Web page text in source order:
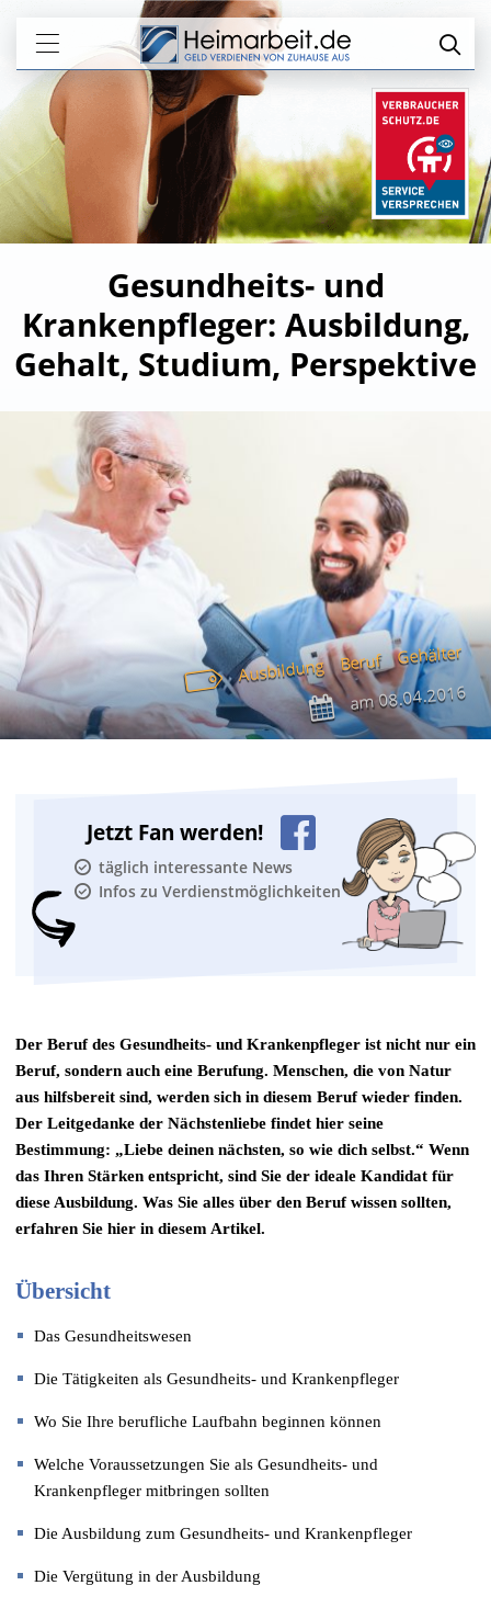
Gesundheits- und
Krankenpfleger: Ausbildung,
Gehalt, Studium, Perspektive
Ausbildung Beruf Gehälter
am08.04.2016
Jetzt Fan werden!
täglich interessante News
Infos zu Verdienstmöglichkeiten
Der Beruf des Gesundheits- und Krankenpfleger ist nicht nur ein
Beruf, sondern auch eine Berufung. Menschen, die von Natur
aus hilfsbereit sind, werden sich in diesem Beruf wieder finden.
Der Leitgedanke der Nächstenliebe findet hier seine
Bestimmung: „Liebe deinen nächsten, so wie dich selbst.“ Wenn
das Ihren Stärken entspricht, sind Sie der ideale Kandidat für
diese Ausbildung. Was Sie alles über den Beruf wissen sollten,
erfahren Sie hier in diesem Artikel.
Übersicht
Das Gesundheitswesen
Die Tätigkeiten als Gesundheits- und Krankenpfleger
Wo Sie Ihre berufliche Laufbahn beginnen können
Welche Voraussetzungen Sie als Gesundheits- und
Krankenpfleger mitbringen sollten
Die Ausbildung zum Gesundheits- und Krankenpfleger
Die Vergütung in der Ausbildung